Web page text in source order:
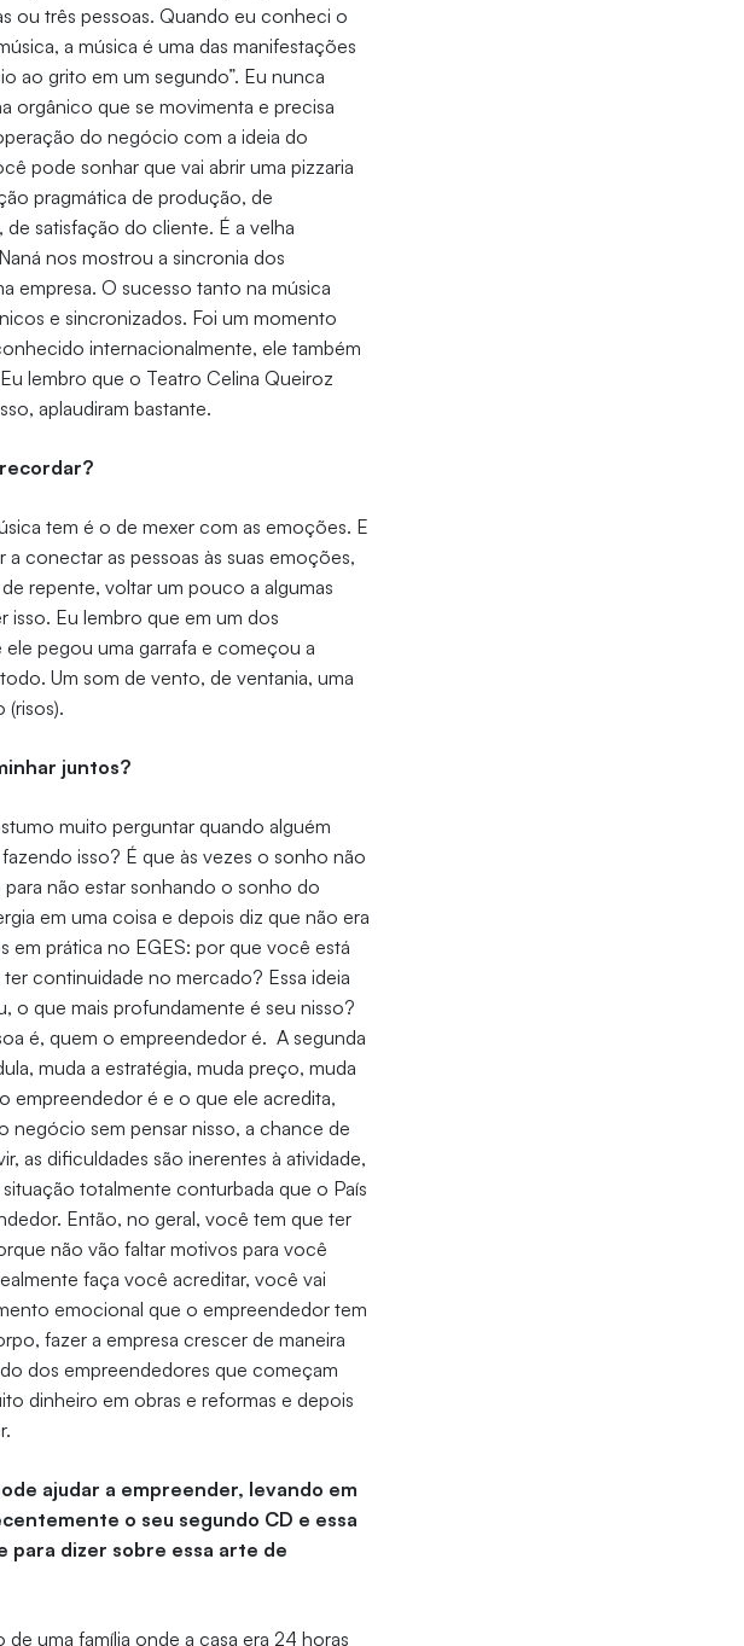
ou três pessoas. Quando eu conheci o
a música é uma das manifestações
ao grito em um segundo”. Eu nunca
orgânico que se movimenta e precisa
do negócio com a ideia do
pode sonhar que vai abrir uma pizzaria
pragmática de produção, de
satisfação do cliente. É a velha
nos mostrou a sincronia dos
empresa. O sucesso tanto na música
e sincronizados. Foi um momento
internacionalmente, ele também
lembro que o Teatro Celina Queiroz
aplaudiram bastante.
tem é o de mexer com as emoções. E
conectar as pessoas às suas emoções,
repente, voltar um pouco a algumas
isso. Eu lembro que em um dos
pegou uma garrafa e começou a
Um som de vento, de ventania, uma
(risos).
juntos?
muito perguntar quando alguém
isso? É que às vezes o sonho não
não estar sonhando o sonho do
em uma coisa e depois diz que não era
em prática no EGES: por que você está
continuidade no mercado? Essa ideia
o que mais profundamente é seu nisso?
é, quem o empreendedor é. A segunda
muda a estratégia, muda preço, muda
empreendedor é e o que ele acredita,
negócio sem pensar nisso, a chance de
as dificuldades são inerentes à atividade,
totalmente conturbada que o País
Então, no geral, você tem que ter
não vão faltar motivos para você
faça você acreditar, você vai
emocional que o empreendedor tem
fazer a empresa crescer de maneira
dos empreendedores que começam
dinheiro em obras e reformas e depois
ajudar a empreender, levando em
o seu segundo CD e essa
para dizer sobre essa arte de
uma família onde a casa era 24 horas